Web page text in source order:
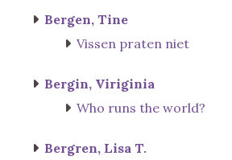
Bergen, Tine
Vissen praten niet
Bergin, Viriginia
Who runs the world?
Bergren, Lisa T.